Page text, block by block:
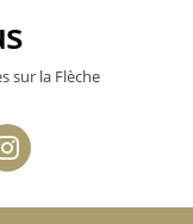
sur la Flèche